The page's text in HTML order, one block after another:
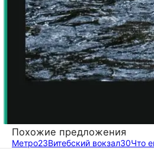
Похожие предложения
Метро23Витебский вокзал30Что